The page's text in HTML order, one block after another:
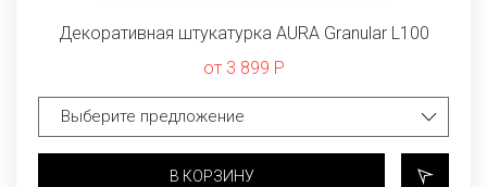
Декоративная штукатурка AURA Granular L100
от 3 899 Р
В КОРЗИНУ